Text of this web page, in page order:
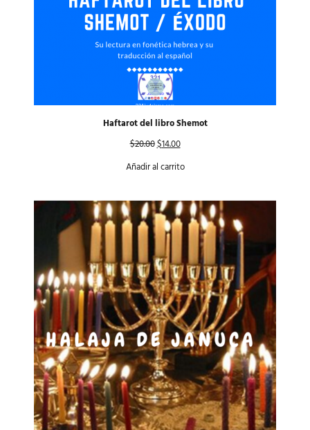
Haftarot del libro Shemot
$20.00$14.00
Añadir al carrito